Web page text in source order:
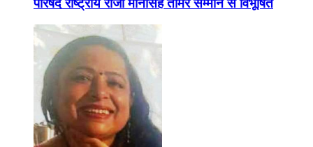
परिषद राष्ट्रीय राजा मानसिंह तोमर सम्मान से विभूषित